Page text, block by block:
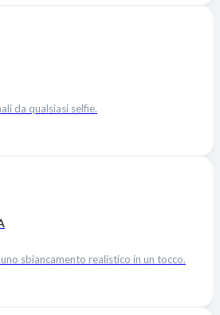
da qualsiasi selfie.
sbiancamento realistico in un tocco.